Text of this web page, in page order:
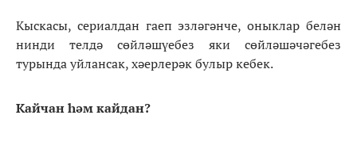
Кыскасы, сериалдан гаеп эзләгәнче, оныклар белән
нинди телдә сөйләшүебез яки сөйләшәчәгебез
турында уйлансак, хәерлерәк булыр кебек.
Кайчан һәм кайдан?